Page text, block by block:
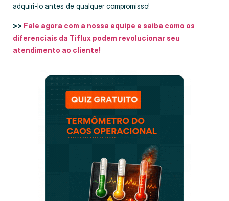
adquiri-lo antes de qualquer compromisso!
>> Fale agora com a nossa equipe e saiba como os
diferenciais da Tiflux podem revolucionar seu
atendimento ao cliente!